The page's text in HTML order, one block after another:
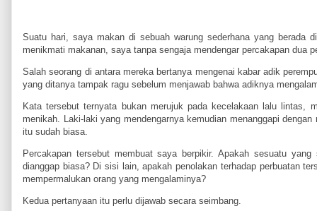
Suatu hari, saya makan di sebuah warung sederhana yang berada
menikmati makanan, saya tanpa sengaja mendengar percakapan dua
Salah seorang di antara mereka bertanya mengenai kabar adik
yang ditanya tampak ragu sebelum menjawab bahwa adiknya
Kata tersebut ternyata bukan merujuk pada kecelakaan lalu lintas,
menikah. Laki-laki yang mendengarnya kemudian menanggapi dengan
itu sudah biasa.
Percakapan tersebut membuat saya berpikir. Apakah sesuatu
dianggap biasa? Di sisi lain, apakah penolakan terhadap perbuatan
mempermalukan orang yang mengalaminya?
Kedua pertanyaan itu perlu dijawab secara seimbang.